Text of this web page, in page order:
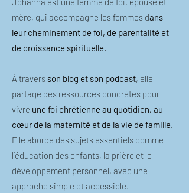
mère, qui accompagne les femmes dans
leur cheminement de foi, de parentalité et
de croissance spirituelle.
À travers son blog et son podcast, elle
partage des ressources concrètes pour
vivre une foi chrétienne au quotidien, au
cœur de la maternité et de la vie de famille.
Elle aborde des sujets essentiels comme
l’éducation des enfants, la prière et le
développement personnel, avec une
approche simple et accessible.